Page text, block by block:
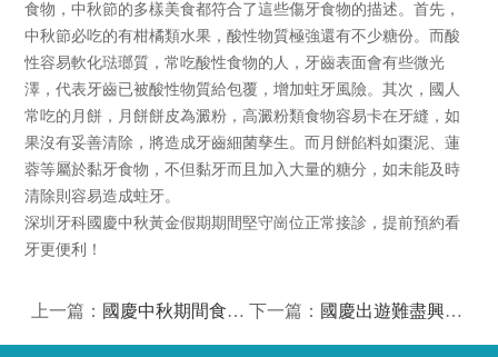
食物，中秋節的多樣美食都符合了這些傷牙食物的描述。首先，
中秋節必吃的有柑橘類水果，酸性物質極強還有不少糖份。而酸
性容易軟化琺瑯質，常吃酸性食物的人，牙齒表面會有些微光
澤，代表牙齒已被酸性物質給包覆，增加蛀牙風險。其次，國人
常吃的月餅，月餅餅皮為澱粉，高澱粉類食物容易卡在牙縫，如
果沒有妥善清除，將造成牙齒細菌孳生。而月餅餡料如棗泥、蓮
蓉等屬於黏牙食物，不但黏牙而且加入大量的糖分，如未能及時
清除則容易造成蛀牙。
深圳牙科國慶中秋黃金假期期間堅守崗位正常接診，提前預約看
牙更便利！
上一篇： 國慶中秋期間食冷熱食物牙齒會酸痛，該怎麼辦？ 下一篇： 國慶出遊難盡興，牙齒好才能任性！